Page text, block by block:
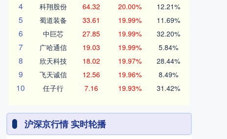
4 科翔股份 64.32 20.00% 12.21%
5 蜀道装备 33.61 19.99% 11.69%
6 中巨芯 27.85 19.99% 32.20%
7 广哈通信 19.03 19.99% 5.84%
8 欣天科技 18.02 19.97% 28.44%
9 飞天诚信 12.56 19.96% 8.49%
10 任子行 7.16 19.93% 31.42%
沪深京行情 实时轮播